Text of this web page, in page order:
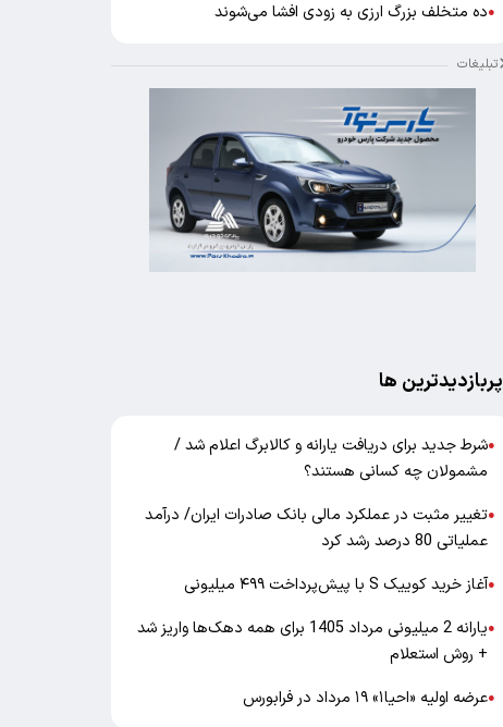
●ده متخلف بزرگ ارزی به زودی افشا می‌شوند
تبلیغات
پربازدیدترین ها
●شرط جدید برای دریافت یارانه و کالابرگ اعلام شد /
مشمولان چه کسانی هستند؟
●تغییر مثبت در عملکرد مالی بانک صادرات ایران/ درآمد
عملیاتی 80 درصد رشد کرد
●آغاز خرید کوییک S با پیش‌پرداخت ۴۹۹ میلیونی
●
یارانه 2 میلیونی مرداد 1405 برای همه دهک‌ها واریز شد
+ روش استعلام
●عرضه اولیه «احیا۱» ۱۹ مرداد در فرابورس